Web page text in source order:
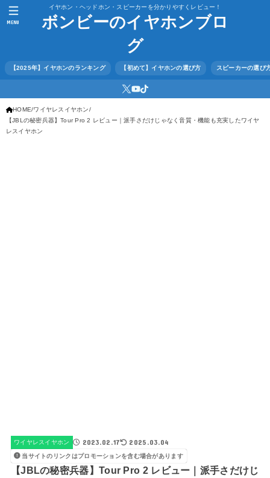
イヤホン・ヘッドホン・スピーカーを分かりやすくレビュー！
ボンビーのイヤホンブロ
グ
【2025年】イヤホンのランキング 【初めて】イヤホンの選び方 スピーカーの選び
MENU
HOME ワイヤレスイヤホン
【JBLの秘密兵器】Tour Pro 2 レビュー｜派手さだけじゃなく音質・機能も充実したワイヤ
レスイヤホン
ワイヤレスイヤホン 2023.02.17 2025.03.04
当サイトのリンクはプロモーションを含む場合があります
【JBLの秘密兵器】Tour Pro 2 レビュー｜派手さだけじ